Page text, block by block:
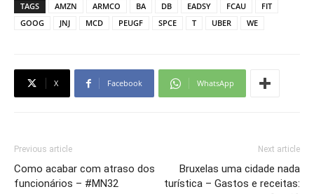
TAGS AMZN ARMCO BA DB EADSY FCAU
FIT
GOOG
JNJ MCD PEUGF SPCE T UBER WE
X Facebook WhatsApp
Previous article
Como acabar com atraso dos
funcionários – #MN32
Next article
Bruxelas uma cidade nada
turística – Gastos e receitas: